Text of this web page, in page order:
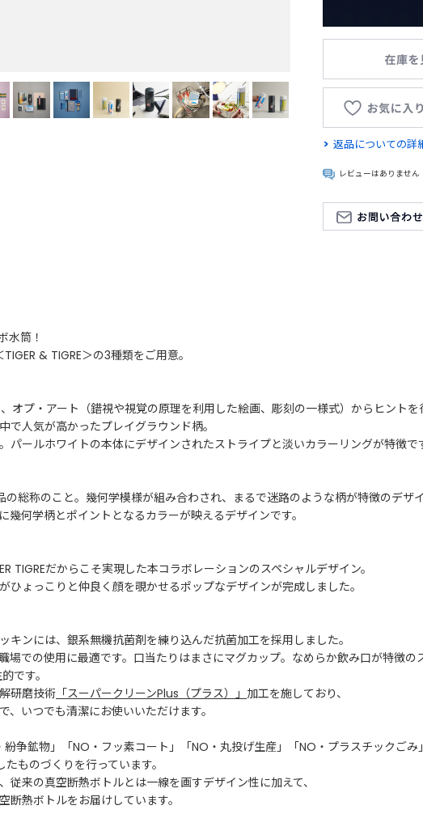
返品についての詳
レビューはありません
水筒！
& TIGRE＞の3種類をご用意。
オプ・アート（錯視や視覚の原理を利用した絵画、彫刻の一様式）からヒントを
人気が高かったプレイグラウンド柄。
パールホワイトの本体にデザインされたストライプと淡いカラーリングが特徴で
総称のこと。幾何学模様が組み合わされ、まるで迷路のような柄が特徴のデザ
何学柄とポイントとなるカラーが映えるデザインです。
TIGREだからこそ実現した本コラボレーションのスペシャルデザイン。
ひょっこりと仲良く顔を覗かせるポップなデザインが完成しました。
ンには、銀系無機抗菌剤を練り込んだ抗菌加工を採用しました。
場での使用に最適です。口当たりはまさにマグカップ。なめらか飲み口が特徴の
です。
研磨技術 「スーパークリーンPlus（プラス）」 加工を施しており、
いつでも清潔にお使いいただけます。
争鉱物」「NO・フッ素コート」「NO・丸投げ生産」「NO・プラスチックごみ
ものづくりを行っています。
来の真空断熱ボトルとは一線を画すデザイン性に加えて、
熱ボトルをお届けしています。